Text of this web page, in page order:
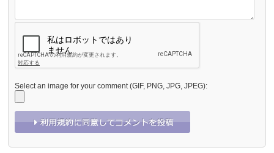
Select an image for your comment (GIF, PNG, JPG, JPEG):